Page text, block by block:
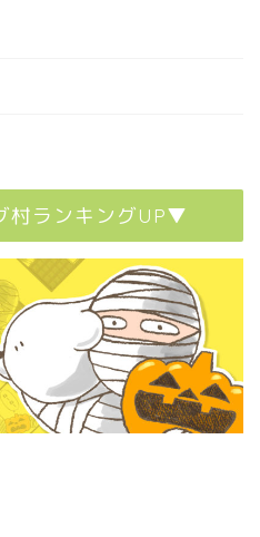
村ランキングUP▼